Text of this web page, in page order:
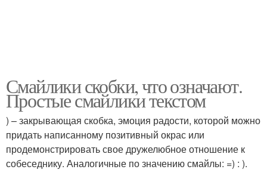
Смайлики скобки, что означают.
Простые смайлики текстом
) – закрывающая скобка, эмоция радости, которой можно
придать написанному позитивный окрас или
продемонстрировать свое дружелюбное отношение к
собеседнику. Аналогичные по значению смайлы: =) : ).